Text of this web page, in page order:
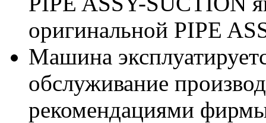
оригинальной PIPE
Машина
обслуживание
рекомендациями